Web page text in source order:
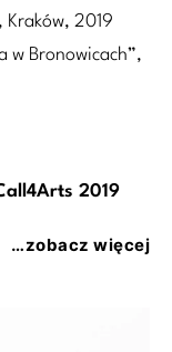
Kraków, 2019
w Bronowicach”,
2019
…zobacz więcej